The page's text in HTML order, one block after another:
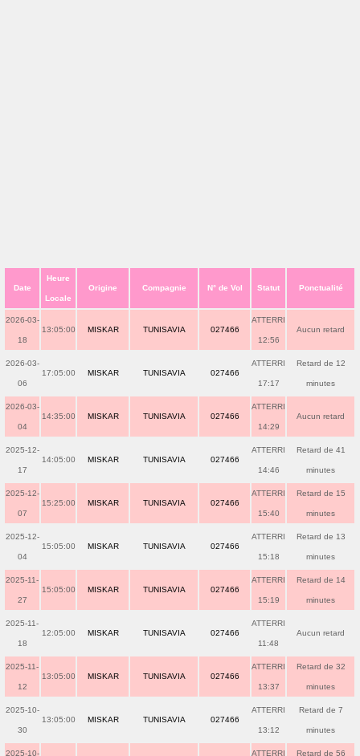
Date
Heure
Locale
Origine Compagnie N° de Vol Statut Ponctualité
2026-03-
18
13:05:00 MISKAR TUNISAVIA 027466
ATTERRI
12:56
Aucun retard
2026-03-
06
17:05:00 MISKAR TUNISAVIA 027466
ATTERRI
17:17
Retard de 12
minutes
2026-03-
04
14:35:00 MISKAR TUNISAVIA 027466
ATTERRI
14:29
Aucun retard
2025-12-
17
14:05:00 MISKAR TUNISAVIA 027466
ATTERRI
14:46
Retard de 41
minutes
2025-12-
07
15:25:00 MISKAR TUNISAVIA 027466
ATTERRI
15:40
Retard de 15
minutes
2025-12-
04
15:05:00 MISKAR TUNISAVIA 027466
ATTERRI
15:18
Retard de 13
minutes
2025-11-
27
15:05:00 MISKAR TUNISAVIA 027466
ATTERRI
15:19
Retard de 14
minutes
2025-11-
18
12:05:00 MISKAR TUNISAVIA 027466
ATTERRI
11:48
Aucun retard
2025-11-
12
13:05:00 MISKAR TUNISAVIA 027466
ATTERRI
13:37
Retard de 32
minutes
2025-10-
30
13:05:00 MISKAR TUNISAVIA 027466
ATTERRI
13:12
Retard de 7
minutes
2025-10- ATTERRI Retard de 56